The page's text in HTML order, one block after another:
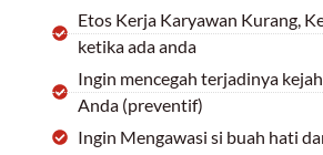
Etos Kerja Karyawan Kurang,
ketika ada anda
Ingin mencegah terjadinya
Anda (preventif)
Ingin Mengawasi si buah hati